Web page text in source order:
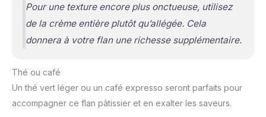
Pour une texture encore plus onctueuse, utilisez
de la crème entière plutôt qu’allégée. Cela
donnera à votre flan une richesse supplémentaire.
Thé ou café
Un thé vert léger ou un café expresso seront parfaits pour
accompagner ce flan pâtissier et en exalter les saveurs.